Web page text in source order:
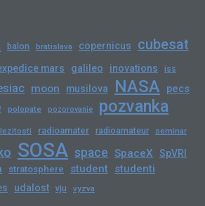
balon bratislava copernicus cubesat
mars galileo inovations iss
moon musilova NASA pecs
polopate pozorovanie pozvanka
radioamater radioamateur seminar
SOSA space SpaceX SpVRI
stratosphere student studenti
udalost vju vyzva